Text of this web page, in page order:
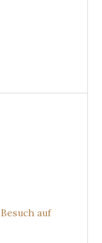
Besuch auf